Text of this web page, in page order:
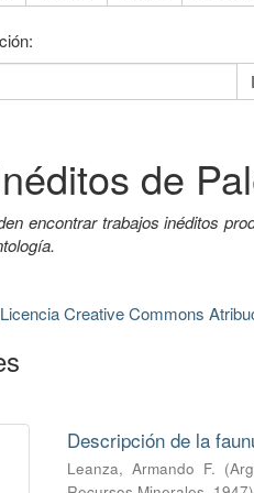
de
encontrar trabajos inéditos
Licencia Creative Commons
Descripción de la
Leanza, Armando F. (